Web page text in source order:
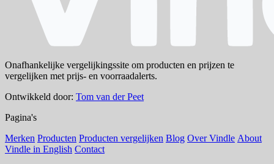
Onafhankelijke vergelijkingssite om producten en prijzen te
vergelijken met prijs- en voorraadalerts.
Ontwikkeld door: Tom van der Peet
Pagina's
Merken Producten Producten vergelijken Blog Over Vindle About
Vindle in English Contact